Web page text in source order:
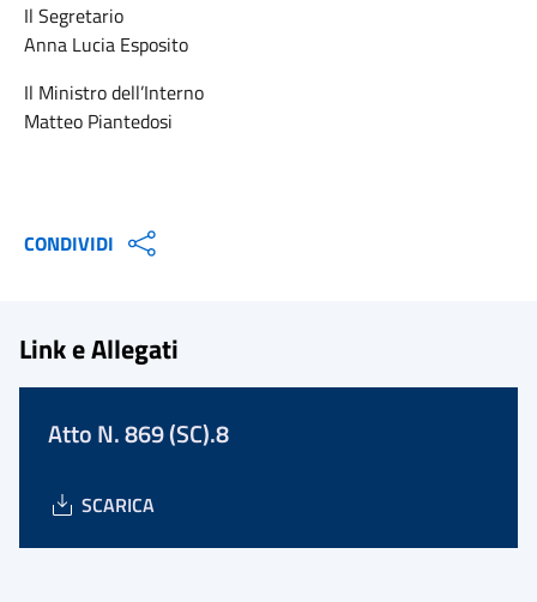
Il Segretario
Anna Lucia Esposito
Il Ministro dell’Interno
Matteo Piantedosi
CONDIVIDI
Link e Allegati
Atto N. 869 (SC).8
SCARICA